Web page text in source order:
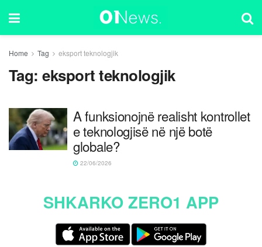
Home Tag eksport teknologjik
Tag:eksport teknologjik
A funksionojnë realisht kontrollet
e teknologjisë në një botë
globale?
22/06/2026
SHKARKO ZERO1 APP